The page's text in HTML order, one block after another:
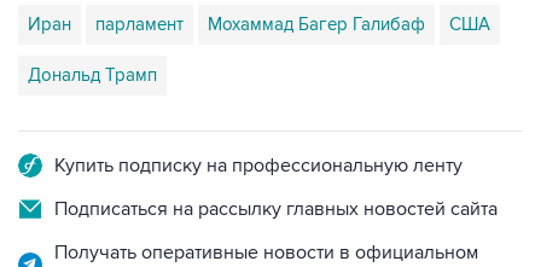
Иран парламент Мохаммад Багер Галибаф США
Дональд Трамп
Купить подписку на профессиональную ленту
Подписаться на рассылку главных новостей сайта
Получать оперативные новости в официальном